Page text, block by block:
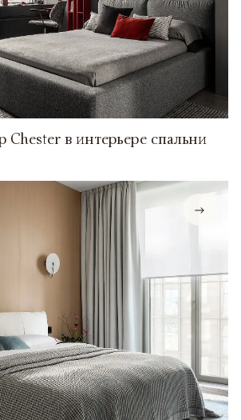
Chester в интерьере спальни
→